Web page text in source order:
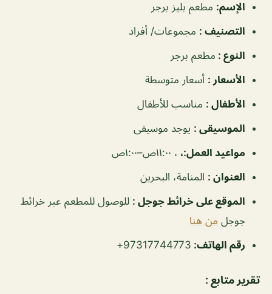
الإسم: مطعم بليز برجر
التصنيف : مجموعات/ أفراد
النوع : مطعم برجر
الأسعار : أسعار متوسطة
الأطفال : مناسب للأطفال
الموسيقى : يوجد موسيقى
مواعيد العمل:، ، ١١:٠٠ص–١:٠٠ص
العنوان : المنامة، البحرين
الموقع على خرائط جوجل : للوصول للمطعم عبر خرائط
جوجل من هنا
رقم الهاتف:
97317744773+
تقرير متابع :